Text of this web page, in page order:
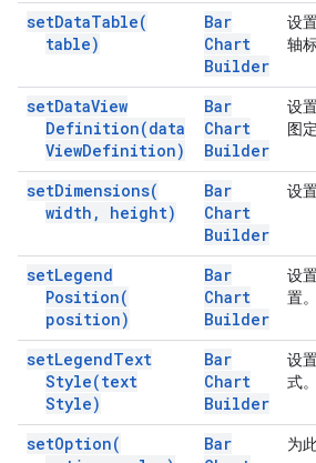
setDataTable(
table)
Bar
Chart
Builder
设
轴
setDataView
Definition(data
ViewDefinition)
Bar
Chart
Builder
设
图
setDimensions(
width , height)
Bar
Chart
Builder
设
setLegend
Position(
position)
Bar
Chart
Builder
设
置。
setLegendText
Style(text
Style)
Bar
Chart
Builder
设
式。
setOption(
Bar
为